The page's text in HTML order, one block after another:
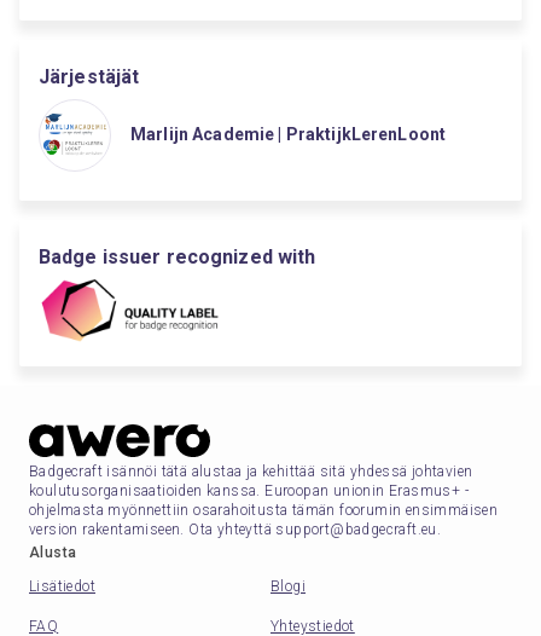
Järjestäjät
Marlijn Academie | PraktijkLerenLoont
Badge issuer recognized with
Badgecraft isännöi tätä alustaa ja kehittää sitä yhdessä johtavien
koulutusorganisaatioiden kanssa. Euroopan unionin Erasmus+ -
ohjelmasta myönnettiin osarahoitusta tämän foorumin ensimmäisen
version rakentamiseen. Ota yhteyttä support@badgecraft.eu.
Alusta
Lisätiedot
Blogi
FAQ
Yhteystiedot